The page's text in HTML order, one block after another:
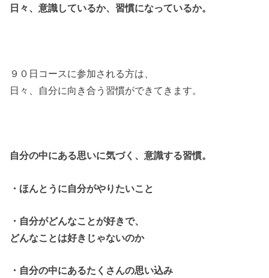
日々、意識しているか、習慣になっているか。
９０日コースに参加される方は、
日々、自分に向き合う習慣ができてきます。
自分の中にある思いに気づく、意識する習慣。
・ほんとうに自分がやりたいこと
・自分がどんなことが好きで、
どんなことは好きじゃないのか
・自分の中にあるたくさんの思い込み